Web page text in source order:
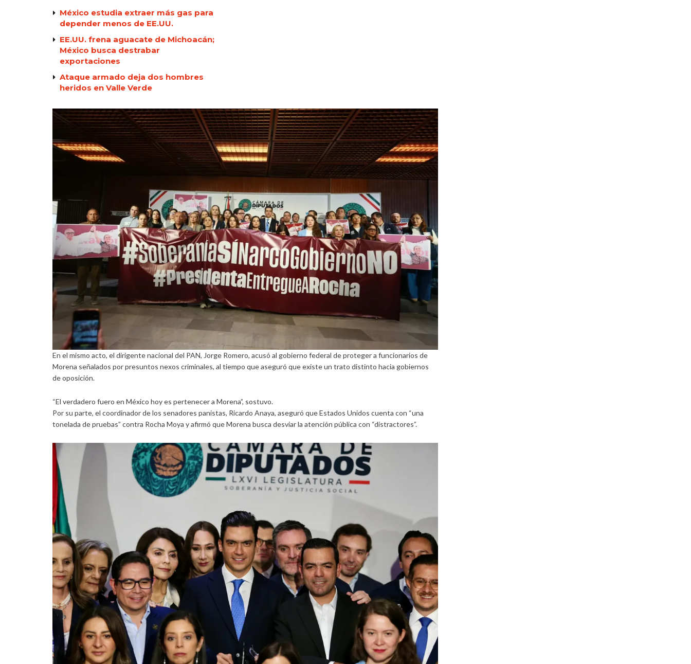
México estudia extraer más gas para
depender menos de EE.UU.
EE.UU. frena aguacate de Michoacán;
México busca destrabar
exportaciones
Ataque armado deja dos hombres
heridos en Valle Verde
En el mismo acto, el dirigente nacional del PAN, Jorge Romero, acusó al gobierno federal de proteger a funcionarios de
Morena señalados por presuntos nexos criminales, al tiempo que aseguró que existe un trato distinto hacia gobiernos
de oposición.
“El verdadero fuero en México hoy es pertenecer a Morena”, sostuvo.
Por su parte, el coordinador de los senadores panistas, Ricardo Anaya, aseguró que Estados Unidos cuenta con “una
tonelada de pruebas” contra Rocha Moya y afirmó que Morena busca desviar la atención pública con “distractores”.